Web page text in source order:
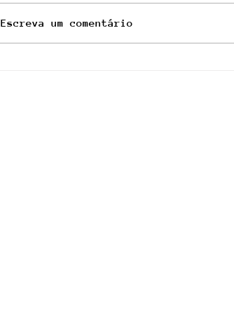
Escreva um comentário